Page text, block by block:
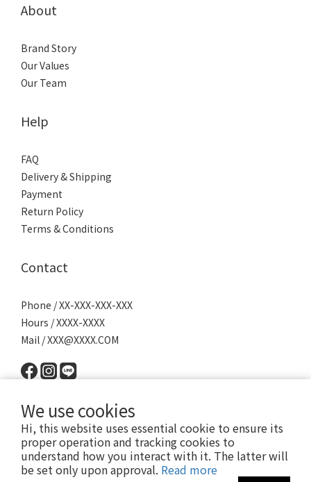
We use cookies
Hi, this website uses essential cookie to ensure its
proper operation and tracking cookies to
understand how you interact with it. The latter will
be set only upon approval. Read more
About
Brand Story
Our Values
Our Team
Help
FAQ
Delivery & Shipping
Payment
Return Policy
Terms & Conditions
Contact
Phone / XX-XXX-XXX-XXX
Hours / XXXX-XXXX
Mail / XXX@XXXX.COM
Powered by SHOPLINE │服務條款│ 2022 © 派瑪寵物 PET MART